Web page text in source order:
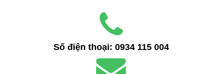
Số điện thoại: 0934 115 004